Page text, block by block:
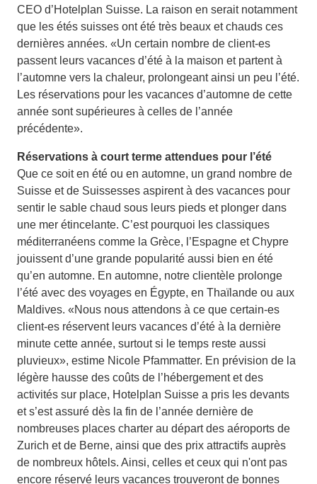
CEO d’Hotelplan Suisse. La raison en serait notamment
que les étés suisses ont été très beaux et chauds ces
dernières années. «Un certain nombre de client-es
passent leurs vacances d’été à la maison et partent à
l’automne vers la chaleur, prolongeant ainsi un peu l’été.
Les réservations pour les vacances d’automne de cette
année sont supérieures à celles de l’année
précédente».
Réservations à court terme attendues pour l’été
Que ce soit en été ou en automne, un grand nombre de
Suisse et de Suissesses aspirent à des vacances pour
sentir le sable chaud sous leurs pieds et plonger dans
une mer étincelante. C’est pourquoi les classiques
méditerranéens comme la Grèce, l’Espagne et Chypre
jouissent d’une grande popularité aussi bien en été
qu’en automne. En automne, notre clientèle prolonge
l’été avec des voyages en Égypte, en Thaïlande ou aux
Maldives. «Nous nous attendons à ce que certain-es
client-es réservent leurs vacances d’été à la dernière
minute cette année, surtout si le temps reste aussi
pluvieux», estime Nicole Pfammatter. En prévision de la
légère hausse des coûts de l’hébergement et des
activités sur place, Hotelplan Suisse a pris les devants
et s’est assuré dès la fin de l’année dernière de
nombreuses places charter au départ des aéroports de
Zurich et de Berne, ainsi que des prix attractifs auprès
de nombreux hôtels. Ainsi, celles et ceux qui n'ont pas
encore réservé leurs vacances trouveront de bonnes